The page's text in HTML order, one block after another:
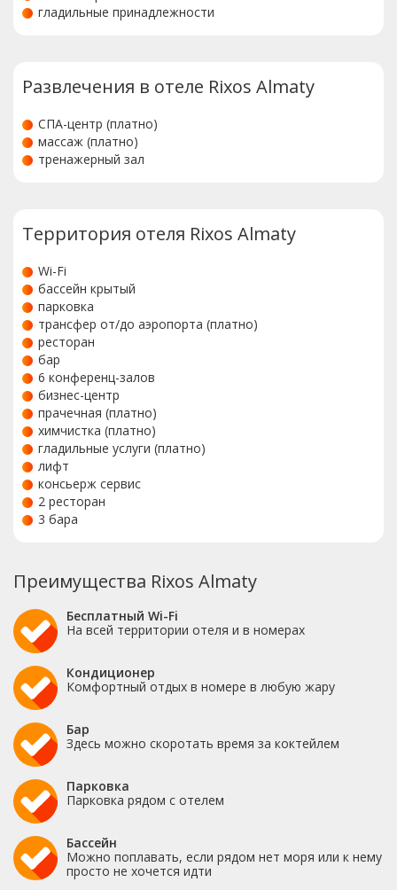
гладильные принадлежности
Развлечения в отеле Rixos Almaty
СПА-центр (платно)
массаж (платно)
тренажерный зал
Территория отеля Rixos Almaty
Wi-Fi
бассейн крытый
парковка
трансфер от/до аэропорта (платно)
ресторан
бар
6 конференц-залов
бизнес-центр
прачечная (платно)
химчистка (платно)
гладильные услуги (платно)
лифт
консьерж сервис
2 ресторан
3 бара
Преимущества Rixos Almaty
Бесплатный Wi-Fi
На всей территории отеля и в номерах
Кондиционер
Комфортный отдых в номере в любую жару
Бар
Здесь можно скоротать время за коктейлем
Парковка
Парковка рядом с отелем
Бассейн
Можно поплавать, если рядом нет моря или к нему
просто не хочется идти